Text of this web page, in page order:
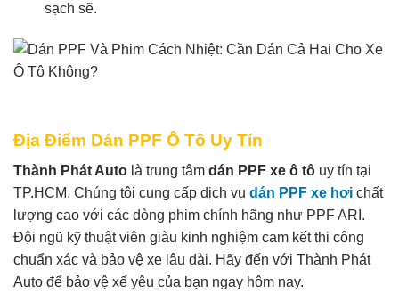
sạch sẽ.
Địa Điểm Dán PPF Ô Tô Uy Tín
Thành Phát Auto là trung tâm dán PPF xe ô tô uy tín tại
TP.HCM. Chúng tôi cung cấp dịch vụ dán PPF xe hơi chất
lượng cao với các dòng phim chính hãng như PPF ARI.
Đội ngũ kỹ thuật viên giàu kinh nghiệm cam kết thi công
chuẩn xác và bảo vệ xe lâu dài. Hãy đến với Thành Phát
Auto để bảo vệ xế yêu của bạn ngay hôm nay.